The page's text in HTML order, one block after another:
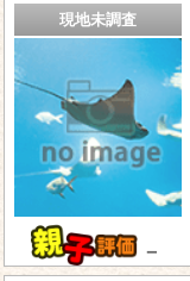
現地未調査
－